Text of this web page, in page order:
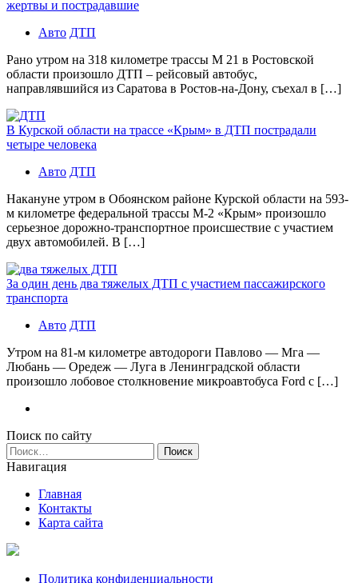
жертвы и пострадавшие
Авто ДТП
Рано утром на 318 километре трассы М 21 в Ростовской
области произошло ДТП – рейсовый автобус,
направлявшийся из Саратова в Ростов-на-Дону, съехал в […]
В Курской области на трассе «Крым» в ДТП пострадали
четыре человека
Авто ДТП
Накануне утром в Обоянском районе Курской области на 593-
м километре федеральной трассы М-2 «Крым» произошло
серьезное дорожно-транспортное происшествие с участием
двух автомобилей. В […]
За один день два тяжелых ДТП с участием пассажирского
транспорта
Авто ДТП
Утром на 81-м километре автодороги Павлово — Мга —
Любань — Оредеж — Луга в Ленинградской области
произошло лобовое столкновение микроавтобуса Ford с […]
Поиск по сайту
Найти:
Навигация
Главная
Контакты
Карта сайта
Политика конфиденциальности